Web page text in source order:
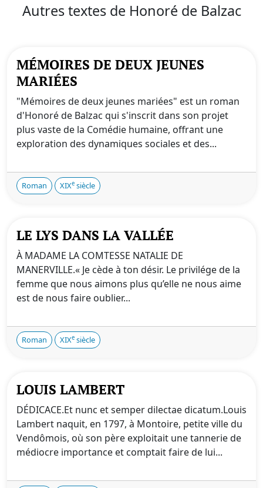
Autres textes de Honoré de Balzac
MÉMOIRES DE DEUX JEUNES
MARIÉES
"Mémoires de deux jeunes mariées" est un roman
d'Honoré de Balzac qui s'inscrit dans son projet
plus vaste de la Comédie humaine, offrant une
exploration des dynamiques sociales et des...
Roman XIXe siècle
LE LYS DANS LA VALLÉE
À MADAME LA COMTESSE NATALIE DE
MANERVILLE.« Je cède à ton désir. Le privilége de la
femme que nous aimons plus qu’elle ne nous aime
est de nous faire oublier...
Roman XIXe siècle
LOUIS LAMBERT
DÉDICACE.Et nunc et semper dilectae dicatum.Louis
Lambert naquit, en 1797, à Montoire, petite ville du
Vendômois, où son père exploitait une tannerie de
médiocre importance et comptait faire de lui...